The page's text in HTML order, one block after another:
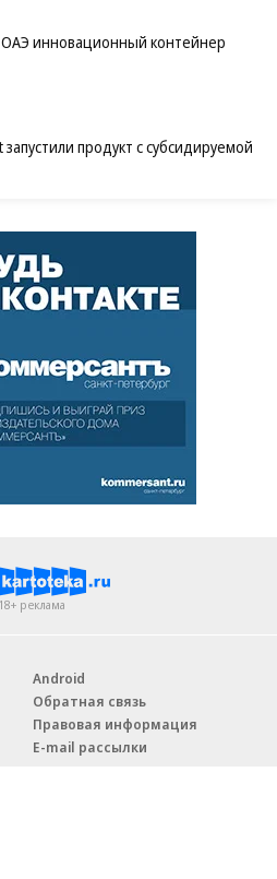
ОАЭ инновационный контейнер
продукт с субсидируемой
18+ реклама
Android
Обратная связь
Правовая информация
E-mail рассылки